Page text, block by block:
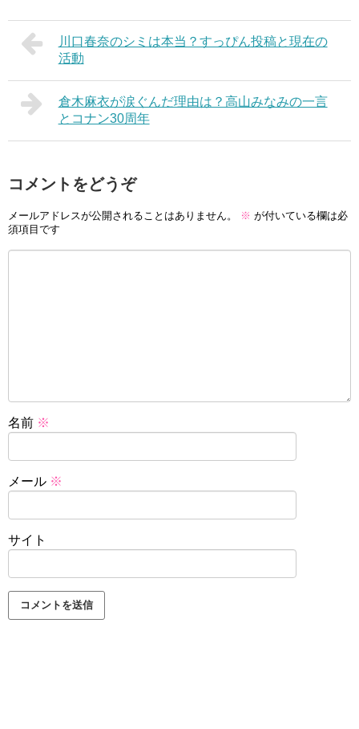
川口春奈のシミは本当？すっぴん投稿と現在の
活動
倉木麻衣が涙ぐんだ理由は？高山みなみの一言
とコナン30周年
コメントをどうぞ
メールアドレスが公開されることはありません。 ※ が付いている欄は必
須項目です
名前 ※
メール ※
サイト